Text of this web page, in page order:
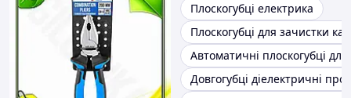
Плоскогубці електрика
Плоскогубці для зачистки
Автоматичні плоскогубці
Довгогубці діелектричні